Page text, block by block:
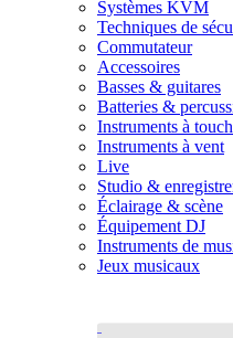
Systèmes KVM
Techniques de
Commutateur
Accessoires
Basses & guitares
Batteries &
Instruments à
Instruments à vent
Live
Studio &
Éclairage & scène
Équipement DJ
Instruments de
Jeux musicaux